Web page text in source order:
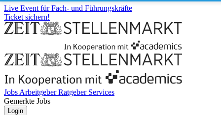
Live Event für Fach- und Führungskräfte
Ticket sichern!
Jobs ArbeitgeberRatgeber Services
Gemerkte Jobs
Login